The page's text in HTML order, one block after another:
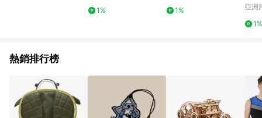
1% 1%
座可
亞洲
1%
熱銷排行榜